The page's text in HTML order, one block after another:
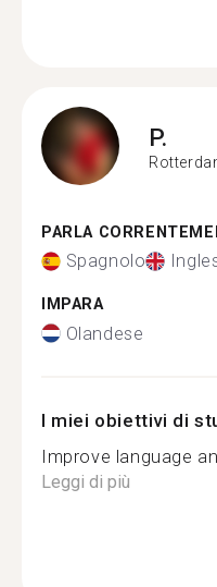
P.
PARLA
Spagnolo
IMPARA
Olandese
I miei obiettivi di
Improve language
Leggi di più